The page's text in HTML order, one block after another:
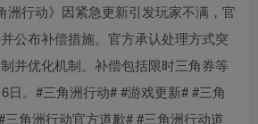
洲行动》因紧急更新引发玩家不满，官
公布补偿措施。官方承认处理方式突
并优化机制。补偿包括限时三角券等
日。#三角洲行动# #游戏更新# #三角
角洲行动官方道歉# #三角洲行动道